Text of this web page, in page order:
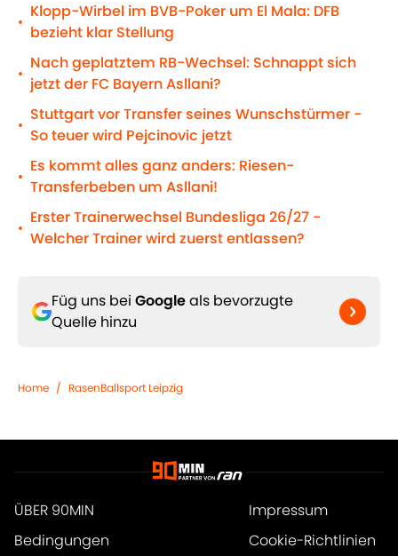
•
Klopp-Wirbel im BVB-Poker um El Mala: DFB
bezieht klar Stellung
•
Nach geplatztem RB-Wechsel: Schnappt sich
jetzt der FC Bayern Asllani?
•
Stuttgart vor Transfer seines Wunschstürmer -
So teuer wird Pejcinovic jetzt
•
Es kommt alles ganz anders: Riesen-
Transferbeben um Asllani!
•
Erster Trainerwechsel Bundesliga 26/27 -
Welcher Trainer wird zuerst entlassen?
Füg uns bei Googleals bevorzugte
Quelle hinzu
Home / RasenBallsport Leipzig
ÜBER 90MIN
Impressum
Bedingungen
Cookie-Richtlinien